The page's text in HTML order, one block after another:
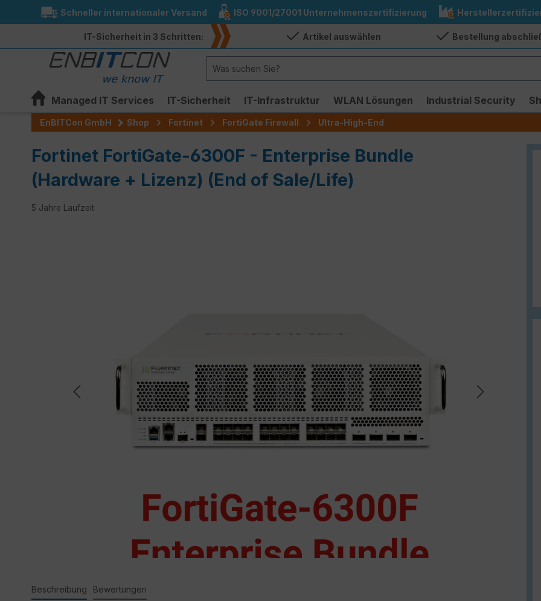
Zur Hauptnavigation springen
Schneller internationaler Versand ISO 9001/27001 Unternehmenszertifizierung
IT-Sicherheit in 3 Schritten: Artikel auswählen Bestellung
Managed IT Services IT-Sicherheit IT-Infrastruktur WLAN Lösungen Industrial Security
EnBITCon GmbH Shop Fortinet FortiGate Firewall Ultra-High-End
Fortinet FortiGate-6300F - Enterprise Bundle
(Hardware + Lizenz) (End of Sale/Life)
5 Jahre Laufzeit
Beschreibung Bewertungen